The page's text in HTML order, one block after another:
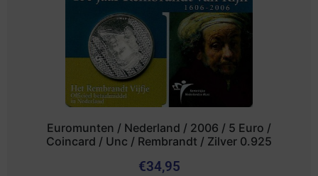
Euromunten / Nederland / 2006 / 5 Euro /
Coincard / Unc / Rembrandt / Zilver 0.925
€34,95